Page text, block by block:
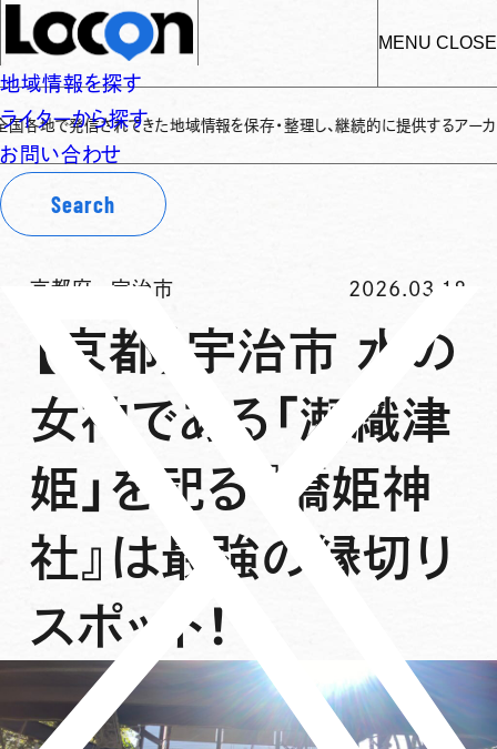
MENU CLOSE
地域情報を探す
ライターから探す
お問い合わせ
Search
されてきた地域情報を保存・整理し、継続的に提供するアーカイブサイトで
京都府 宇治市 2026.03.18
【京都】宇治市 水の
女神である「瀬織津
姫」を祀る『橋姫神
社』は最強の縁切り
スポット！